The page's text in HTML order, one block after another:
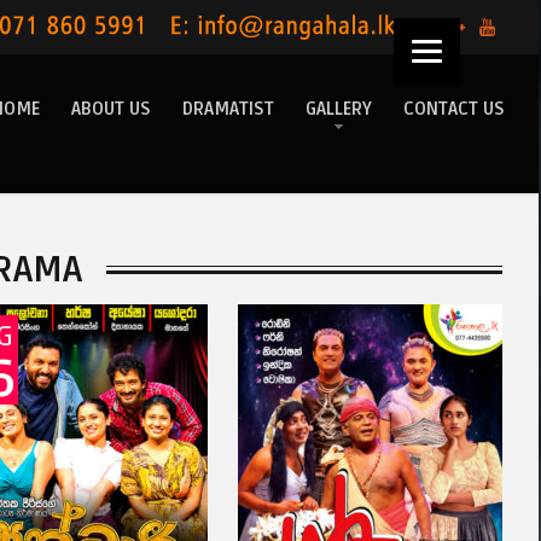
ABOUT US DRAMATIST GALLERY CONTACT US